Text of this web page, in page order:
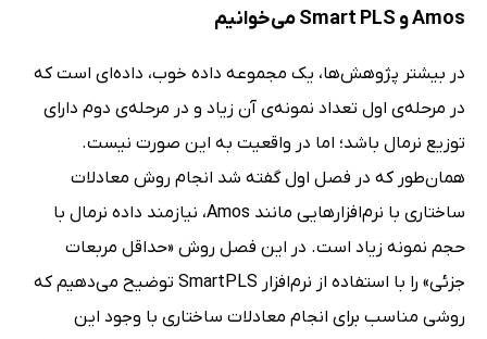
Amos و Smart PLS می‌خوانیم
در بیشتر پژوهش‌ها، یک مجموعه داده‌ خوب، داده‌ای است که
در مرحله‌ی اول تعداد نمونه‌ی آن زیاد و در مرحله‌ی دوم دارای
توزیع نرمال باشد؛ اما در واقعیت به این صورت نیست.
همان‌طور که در فصل اول گفته شد انجام روش معادلات
ساختاری با نرم‌افزارهایی مانند Amos، نیازمند داده نرمال با
حجم نمونه زیاد است. در این فصل روش «حداقل مربعات
جزئی» را با استفاده از نرم‌افزار SmartPLS توضیح می‌دهیم که
روشی مناسب برای انجام معادلات ساختاری با وجود این